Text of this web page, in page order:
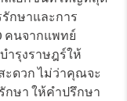
กษาและการ
คนจากแพทย์
ำรุงราษฎร์ให้
ะดวก ไม่ว่าคุณจะ
กษา ให้คำปรึกษา